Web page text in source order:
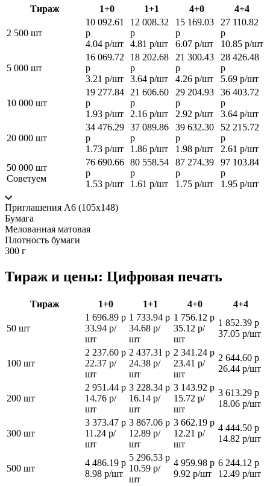
Тираж 1+0 1+1 4+0 4+4
2 500 шт
10 092.61
р
4.04 р/шт
12 008.32
р
4.81 р/шт
15 169.03
р
6.07 р/шт
27 110.82
р
10.85 р/шт
5 000 шт
16 069.72
р
3.21 р/шт
18 202.68
р
3.64 р/шт
21 300.43
р
4.26 р/шт
28 426.48
р
5.69 р/шт
10 000 шт
19 277.84
р
1.93 р/шт
21 606.60
р
2.16 р/шт
29 204.93
р
2.92 р/шт
36 403.72
р
3.64 р/шт
20 000 шт
34 476.29
р
1.73 р/шт
37 089.86
р
1.86 р/шт
39 632.30
р
1.98 р/шт
52 215.72
р
2.61 р/шт
50 000 шт
Советуем
76 690.66
р
1.53 р/шт
80 558.54
р
1.61 р/шт
87 274.39
р
1.75 р/шт
97 103.84
р
1.95 р/шт
Приглашения А6 (105х148)
Бумага
Мелованная матовая
Плотность бумаги
300 г
Тираж и цены: Цифровая печать
Тираж 1+0 1+1 4+0 4+4
50 шт
1 696.89 р
33.94 р/
шт
1 733.94 р
34.68 р/
шт
1 756.12 р
35.12 р/
шт
1 852.39 р
37.05 р/шт
100 шт
2 237.60 р
22.37 р/
шт
2 437.31 р
24.38 р/
шт
2 341.24 р
23.41 р/
шт
2 644.60 р
26.44 р/шт
200 шт
2 951.44 р
14.76 р/
шт
3 228.34 р
16.14 р/
шт
3 143.92 р
15.72 р/
шт
3 613.29 р
18.06 р/шт
300 шт
3 373.47 р
11.24 р/
шт
3 867.06 р
12.89 р/
шт
3 662.19 р
12.21 р/
шт
4 444.50 р
14.82 р/шт
500 шт
4 486.19 р
8.98 р/шт
5 296.53 р
10.59 р/
шт
4 959.98 р
9.92 р/шт
6 244.12 р
12.49 р/шт